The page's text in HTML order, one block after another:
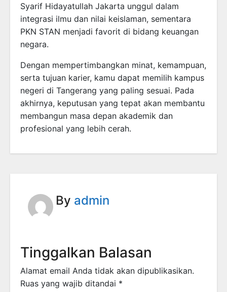
Syarif Hidayatullah Jakarta unggul dalam
integrasi ilmu dan nilai keislaman, sementara
PKN STAN menjadi favorit di bidang keuangan
negara.
Dengan mempertimbangkan minat, kemampuan,
serta tujuan karier, kamu dapat memilih kampus
negeri di Tangerang yang paling sesuai. Pada
akhirnya, keputusan yang tepat akan membantu
membangun masa depan akademik dan
profesional yang lebih cerah.
By admin
Tinggalkan Balasan
Alamat email Anda tidak akan dipublikasikan.
Ruas yang wajib ditandai *